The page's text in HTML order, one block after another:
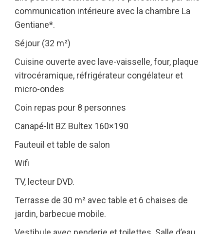
communication intérieure avec la chambre La
Gentiane*.
Séjour (32 m²)
Cuisine ouverte avec lave-vaisselle, four, plaque
vitrocéramique, réfrigérateur congélateur et
micro-ondes
Coin repas pour 8 personnes
Canapé-lit BZ Bultex 160×190
Fauteuil et table de salon
Wifi
TV, lecteur DVD.
Terrasse de 30 m² avec table et 6 chaises de
jardin, barbecue mobile.